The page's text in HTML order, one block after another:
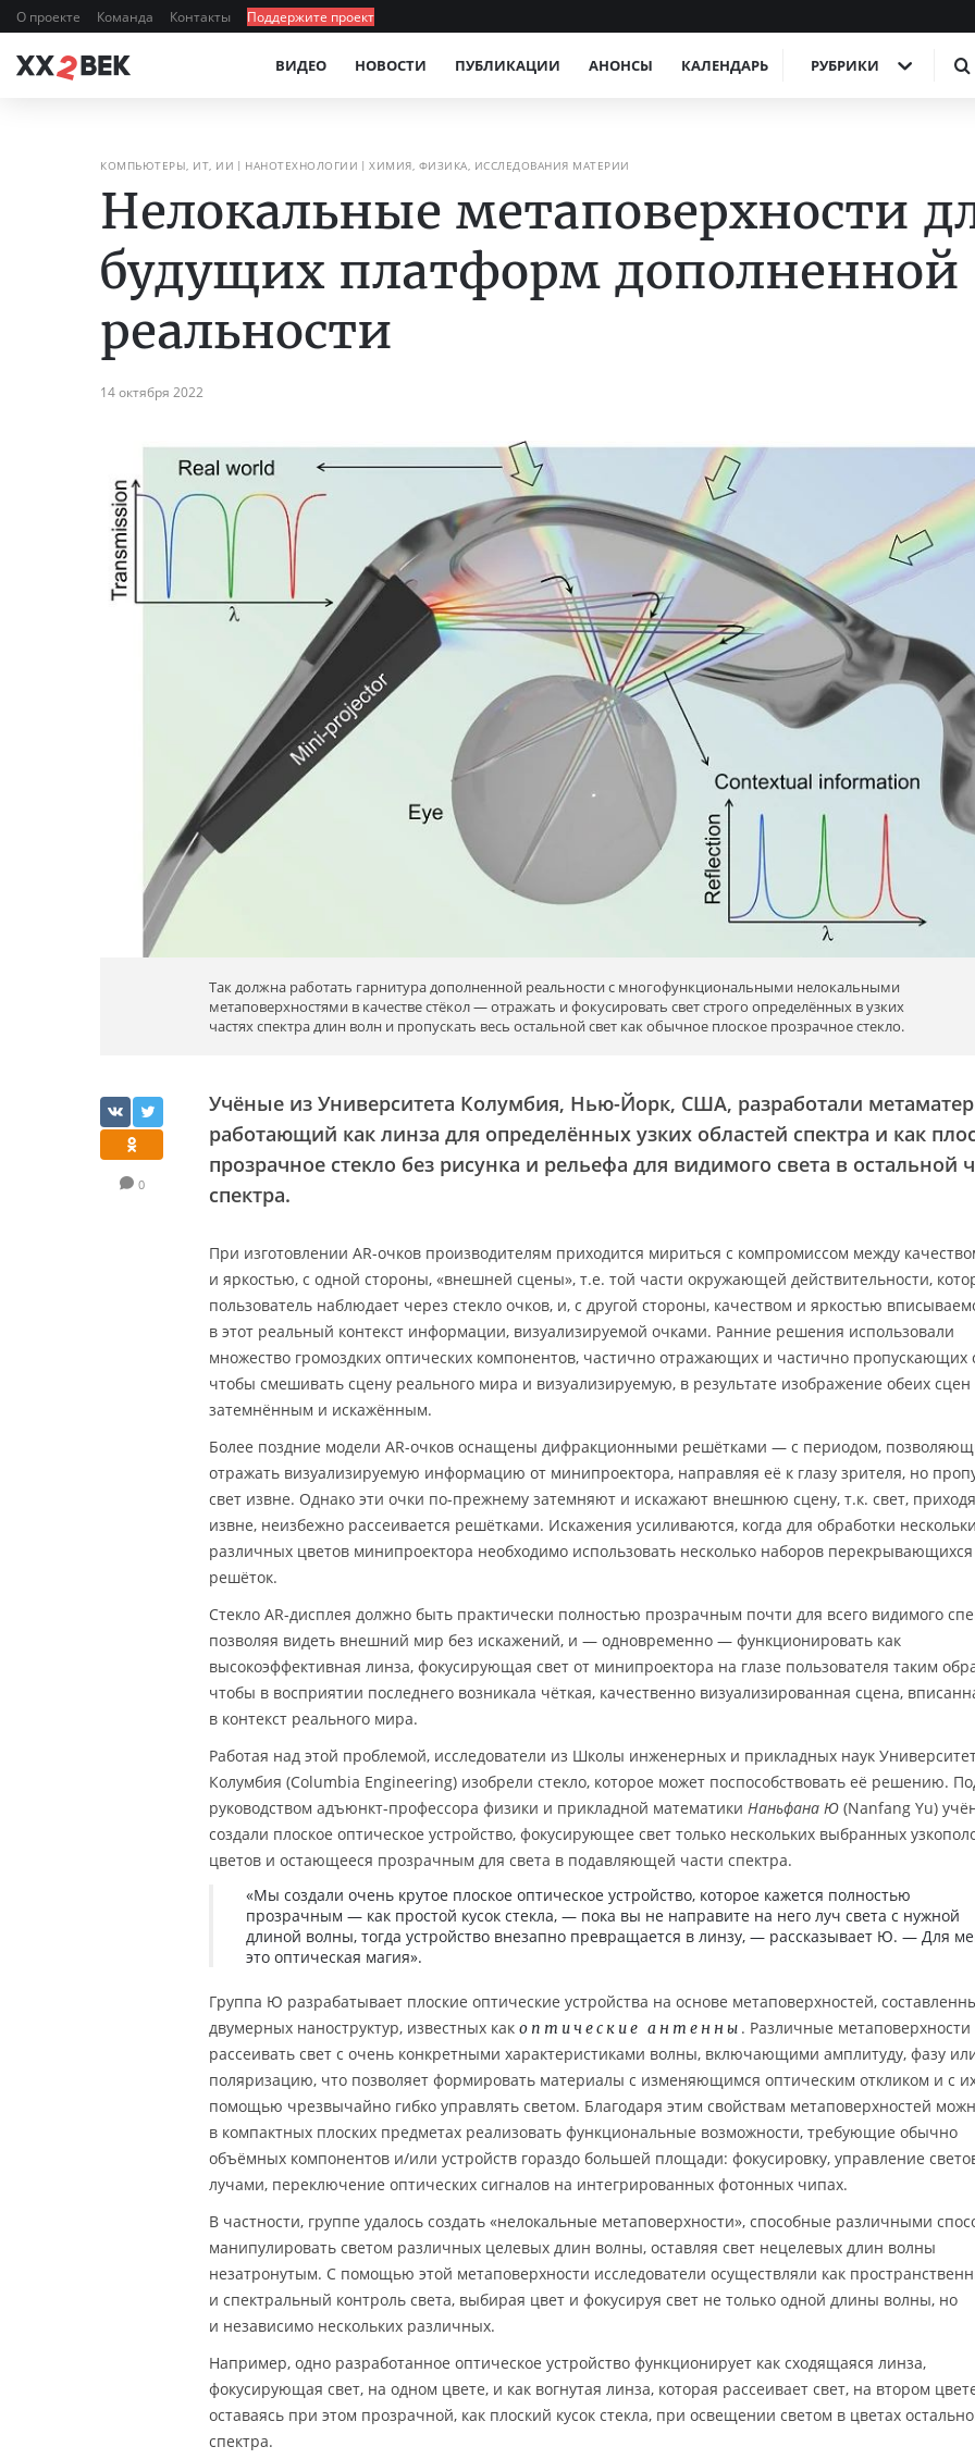
О проекте Команда Контакты Поддержите проект
ВИДЕО НОВОСТИ ПУБЛИКАЦИИ АНОНСЫ КАЛЕНДАРЬ РУБРИКИ
КОМПЬЮТЕРЫ, ИТ, ИИ НАНОТЕХНОЛОГИИ ХИМИЯ, ФИЗИКА, ИССЛЕДОВАНИЯ МАТЕРИИ
Нелокальные метаповерхности
будущих платформ дополненной
реальности
14 октября 2022
Так должна работать гарнитура дополненной реальности с многофункциональными нелокальными
метаповерхностями в качестве стёкол — отражать и фокусировать свет строго определённых в узких
частях спектра длин волн и пропускать весь остальной свет как обычное плоское прозрачное стекло.
0
Учёные из Университета Колумбия, Нью-Йорк, США, разработали
работающий как линза для определённых узких областей спектра и как
прозрачное стекло без рисунка и рельефа для видимого света в остальной
спектра.
При изготовлении AR-очков производителям приходится мириться с компромиссом между
и яркостью, с одной стороны, «внешней сцены», т.е. той части окружающей действительности,
пользователь наблюдает через стекло очков, и, с другой стороны, качеством и яркостью
в этот реальный контекст информации, визуализируемой очками. Ранние решения использовали
множество громоздких оптических компонентов, частично отражающих и частично пропускающих
чтобы смешивать сцену реального мира и визуализируемую, в результате изображение обеих
затемнённым и искажённым.
Более поздние модели AR-очков оснащены дифракционными решётками — с периодом,
отражать визуализируемую информацию от минипроектора, направляя её к глазу зрителя, но
свет извне. Однако эти очки по-прежнему затемняют и искажают внешнюю сцену, т.к. свет,
извне, неизбежно рассеивается решётками. Искажения усиливаются, когда для обработки
различных цветов минипроектора необходимо использовать несколько наборов перекрывающихся
решёток.
Стекло AR-дисплея должно быть практически полностью прозрачным почти для всего видимого
позволяя видеть внешний мир без искажений, и — одновременно — функционировать как
высокоэффективная линза, фокусирующая свет от минипроектора на глазе пользователя таким
чтобы в восприятии последнего возникала чёткая, качественно визуализированная сцена,
в контекст реального мира.
Работая над этой проблемой, исследователи из Школы инженерных и прикладных наук
Колумбия (Columbia Engineering) изобрели стекло, которое может поспособствовать её решению.
руководством адъюнкт-профессора физики и прикладной математики Наньфана Ю (Nanfang Yu)
создали плоское оптическое устройство, фокусирующее свет только нескольких выбранных
цветов и остающееся прозрачным для света в подавляющей части спектра.
«Мы создали очень крутое плоское оптическое устройство, которое кажется полностью
прозрачным — как простой кусок стекла, — пока вы не направите на него луч света с нужной
длиной волны, тогда устройство внезапно превращается в линзу, — рассказывает Ю. — Для
это оптическая магия».
Группа Ю разрабатывает плоские оптические устройства на основе метаповерхностей,
двумерных наноструктур, известных как оптические антенны . Различные метаповерхности
рассеивать свет с очень конкретными характеристиками волны, включающими амплитуду, фазу
поляризацию, что позволяет формировать материалы с изменяющимся оптическим откликом и с
помощью чрезвычайно гибко управлять светом. Благодаря этим свойствам метаповерхностей
в компактных плоских предметах реализовать функциональные возможности, требующие обычно
объёмных компонентов и/или устройств гораздо большей площади: фокусировку, управление
лучами, переключение оптических сигналов на интегрированных фотонных чипах.
В частности, группе удалось создать «нелокальные метаповерхности», способные различными
манипулировать светом различных целевых длин волны, оставляя свет нецелевых длин волны
незатронутым. С помощью этой метаповерхности исследователи осуществляли как
и спектральный контроль света, выбирая цвет и фокусируя свет не только одной длины волны, но
и независимо нескольких различных.
Например, одно разработанное оптическое устройство функционирует как сходящаяся линза,
фокусирующая свет, на одном цвете, и как вогнутая линза, которая рассеивает свет, на втором
оставаясь при этом прозрачной, как плоский кусок стекла, при освещении светом в цветах
спектра.